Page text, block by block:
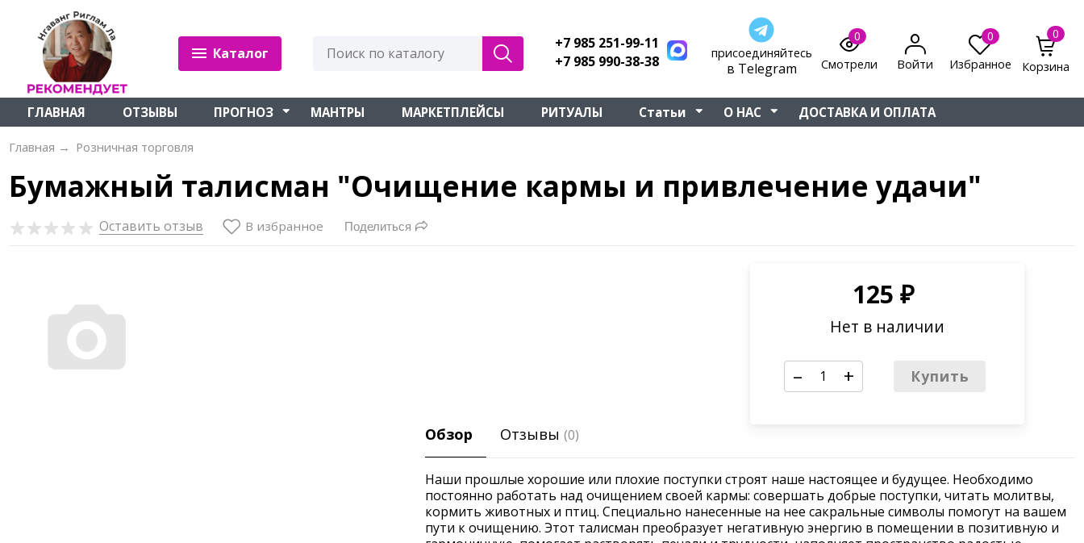
Каталог
+7 985 251-99-11
+7 985 990-38-38
присоединяйтесь
в Telegram
0
Смотрели
Войти
0
Избранное
0
Корзина
ГЛАВНАЯ ОТЗЫВЫ ПРОГНОЗ МАНТРЫ МАРКЕТПЛЕЙСЫ РИТУАЛЫ Статьи О НАС ДОСТАВКА И ОПЛАТА
Главная → Розничная торговля
Бумажный талисман "Очищение кармы и привлечение удачи"
Оставить отзыв В избранное Поделиться
125₽
Нет в наличии
– + Купить
Обзор Отзывы(0)
Наши прошлые хорошие или плохие поступки строят наше настоящее и будущее. Необходимо
постоянно работать над очищением своей кармы: совершать добрые поступки, читать молитвы,
кормить животных и птиц. Специально нанесенные на нее сакральные символы помогут на вашем
пути к очищению. Этот талисман преобразует негативную энергию в помещении в позитивную и